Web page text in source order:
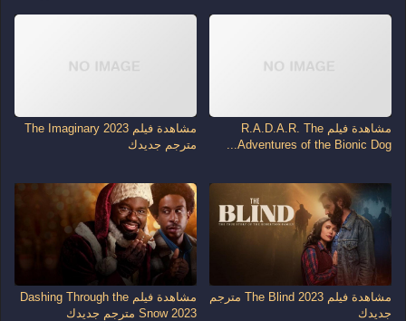
مشاهدة فيلم R.A.D.A.R. The
Adventures of the Bionic Dog...
مشاهدة فيلم The Imaginary 2023
مترجم جديدك
مشاهدة فيلم The Blind 2023 مترجم
جديدك
مشاهدة فيلم Dashing Through the
Snow 2023 مترجم جديدك